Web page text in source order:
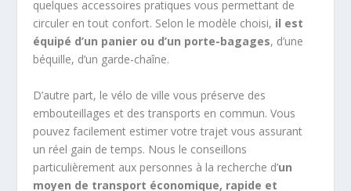
quelques accessoires pratiques vous permettant de
circuler en tout confort. Selon le modèle choisi, il est
équipé d’un panier ou d’un porte-bagages, d’une
béquille, d’un garde-chaîne.
D’autre part, le vélo de ville vous préserve des
embouteillages et des transports en commun. Vous
pouvez facilement estimer votre trajet vous assurant
un réel gain de temps. Nous le conseillons
particulièrement aux personnes à la recherche d’un
moyen de transport économique, rapide et